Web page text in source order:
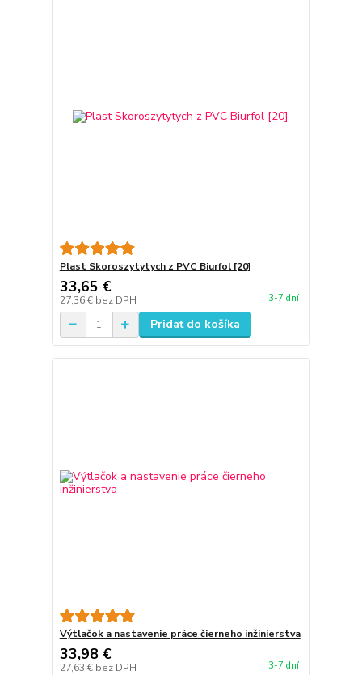
Plast Skoroszytytych z PVC Biurfol [20]
33,65 €
27,36 € bez DPH 3-7 dní
Pridať do košíka
Výtlačok a nastavenie práce čierneho inžinierstva
33,98 €
27,63 € bez DPH 3-7 dní